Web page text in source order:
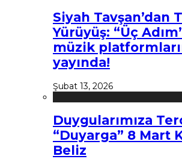
Siyah Tavşan’dan
Yürüyüş: “Üç
müzik
yayında!
Şubat 13, 2026
Duygularımıza
“Duyarga” 8 Mart
Beliz